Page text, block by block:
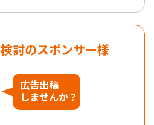
討のスポンサー様
広告出稿
しませんか？